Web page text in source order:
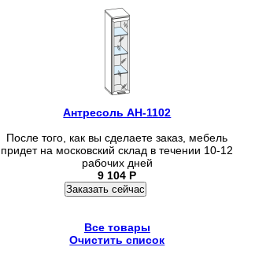
Антресоль АН-1102
После того, как вы сделаете заказ, мебель
придет на московский склад в течении 10-12
рабочих дней
9 104 Р
Заказать сейчас
Все товары
Очистить список